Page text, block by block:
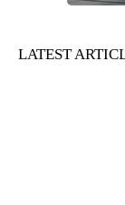
LATEST